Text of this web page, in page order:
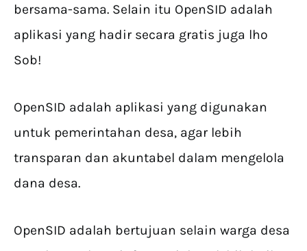
bersama-sama. Selain itu OpenSID adalah
aplikasi yang hadir secara gratis juga lho
Sob!
OpenSID adalah aplikasi yang digunakan
untuk pemerintahan desa, agar lebih
transparan dan akuntabel dalam mengelola
dana desa.
OpenSID adalah bertujuan selain warga desa